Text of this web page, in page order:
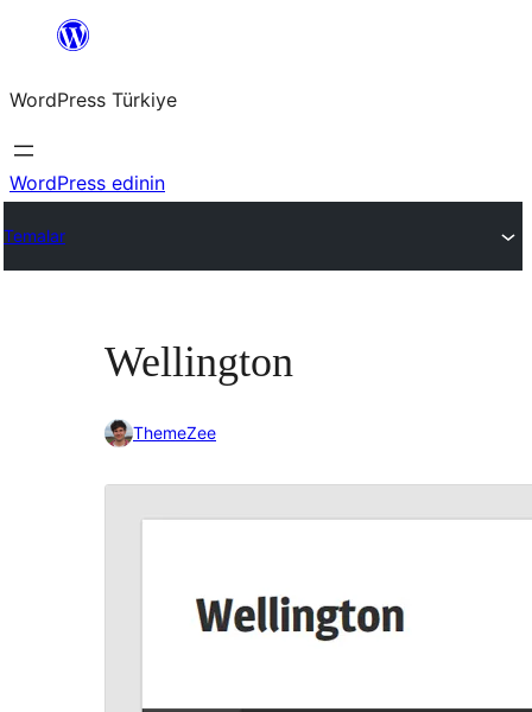
İçeriğe
WordPress Türkiye
WordPress edinin
Temalar
Wellington
ThemeZee